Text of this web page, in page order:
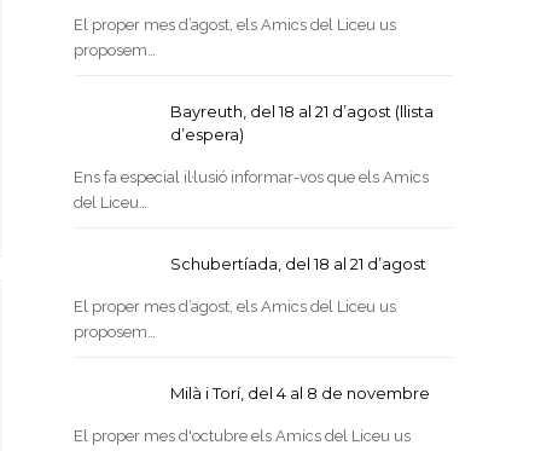
El proper mes d’agost, els Amics del Liceu us
proposem…
Bayreuth, del 18 al 21 d’agost (llista
d’espera)
Ens fa especial il·lusió informar-vos que els Amics
del Liceu…
Schubertíada, del 18 al 21 d’agost
El proper mes d’agost, els Amics del Liceu us
proposem…
Milà i Torí, del 4 al 8 de novembre
El proper mes d'octubre els Amics del Liceu us